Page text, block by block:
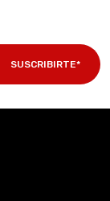
SUSCRIBIRTE*